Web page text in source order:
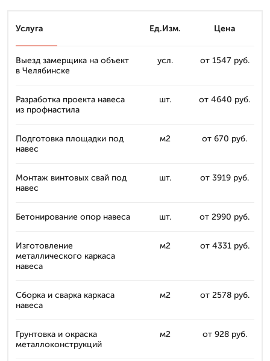
Услуга Ед.Изм. Цена
Выезд замерщика на объект
в Челябинске
усл. от 1547 руб.
Разработка проекта навеса
из профнастила
шт. от 4640 руб.
Подготовка площадки под
навес
м2 от 670 руб.
Монтаж винтовых свай под
навес
шт. от 3919 руб.
Бетонирование опор навеса шт. от 2990 руб.
Изготовление
металлического каркаса
навеса
м2 от 4331 руб.
Сборка и сварка каркаса
навеса
м2 от 2578 руб.
Грунтовка и окраска
металлоконструкций
м2 от 928 руб.